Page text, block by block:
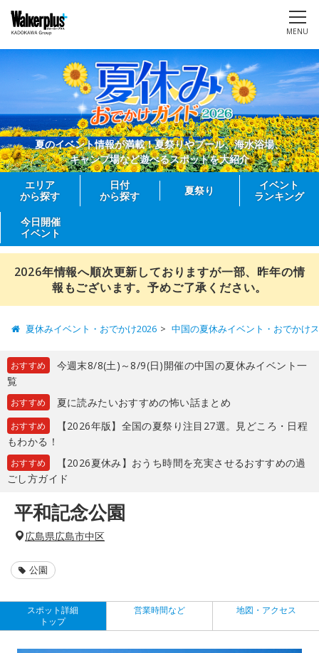
MENU
夏のイベント情報が満載！夏祭りやプール、海水浴場、
キャンプ場など遊べるスポットを大紹介
エリア
から探す
日付
から探す
夏祭り
イベント
ランキング
今日開催
イベント
2026年情報へ順次更新しておりますが一部、昨年の情
報もございます。予めご了承ください。
夏休みイベント・おでかけ2026 中国の夏休みイベント・おでかけ
おすすめ
今週末8/8(土)～8/9(日)開催の中国の夏休みイベント一
覧
おすすめ 夏に読みたいおすすめの怖い話まとめ
おすすめ
【2026年版】全国の夏祭り注目27選。見どころ・日程
もわかる！
おすすめ
【2026夏休み】おうち時間を充実させるおすすめの過
ごし方ガイド
平和記念公園
広島県広島市中区
公園
スポット詳細
トップ
営業時間など 地図・アクセス